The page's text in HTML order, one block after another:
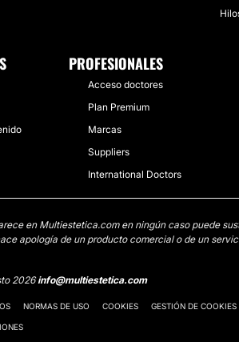
PROFESIONALES
Acceso doctores
Plan Premium
Marcas
Suppliers
International Doctors
en Multiestetica.com en ningún caso puede
apología de un producto comercial o de un
2026info@multiestetica.com
NORMAS DE USO COOKIES GESTIÓN DE COOKIES